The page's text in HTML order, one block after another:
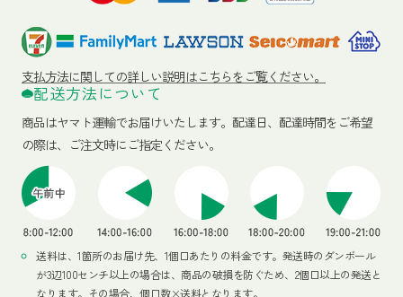
支払方法に関しての詳しい説明はこちらをご覧ください。
配送方法について
商品はヤマト運輸でお届けいたします。 配達日、配達時間をご希望
の際は、ご注文時にご指定ください。
送料は、1箇所のお届け先、1個口あたりの料金です。発送時のダンボール
が3辺100センチ以上の場合は、商品の破損を防ぐため、2個口以上の発送と
なります。その場合、個口数×送料となります。